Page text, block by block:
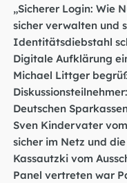
„Sicherer Login: Wie
sicher verwalten und
Identitätsdiebstahl
Digitale Aufklärung
Michael Littger
Deutschen
Sven Kindervater
sicher im Netz und
Kassautzki vom
Panel vertreten war